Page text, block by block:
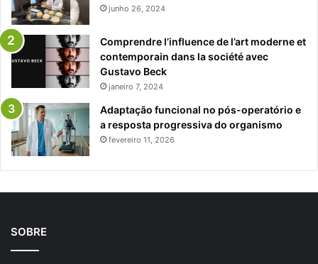
junho 26, 2024
Comprendre l’influence de l’art moderne et
contemporain dans la société avec
Gustavo Beck
janeiro 7, 2024
Adaptação funcional no pós-operatório e
a resposta progressiva do organismo
fevereiro 11, 2026
SOBRE